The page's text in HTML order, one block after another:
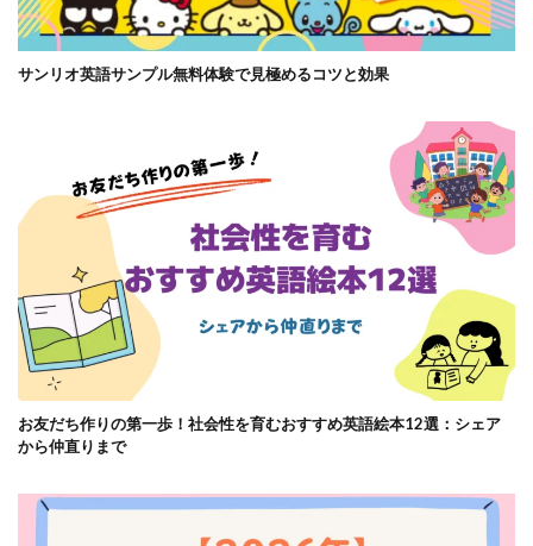
サンリオ英語サンプル無料体験で見極めるコツと効果
お友だち作りの第一歩！社会性を育むおすすめ英語絵本12選：シェア
から仲直りまで